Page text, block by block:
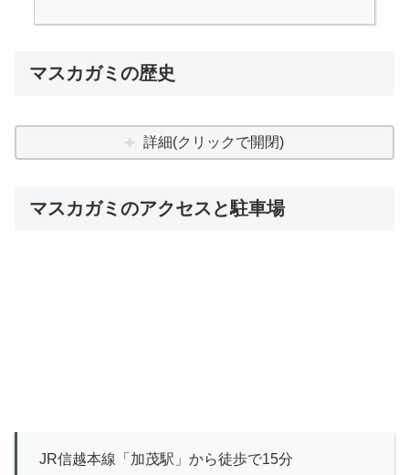
マスカガミの歴史
詳細(クリックで開閉)
マスカガミのアクセスと駐車場
JR信越本線「加茂駅」から徒歩で15分